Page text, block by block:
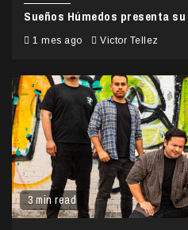
Sueños Húmedos presenta
1 mes ago Victor Tellez
3 min read